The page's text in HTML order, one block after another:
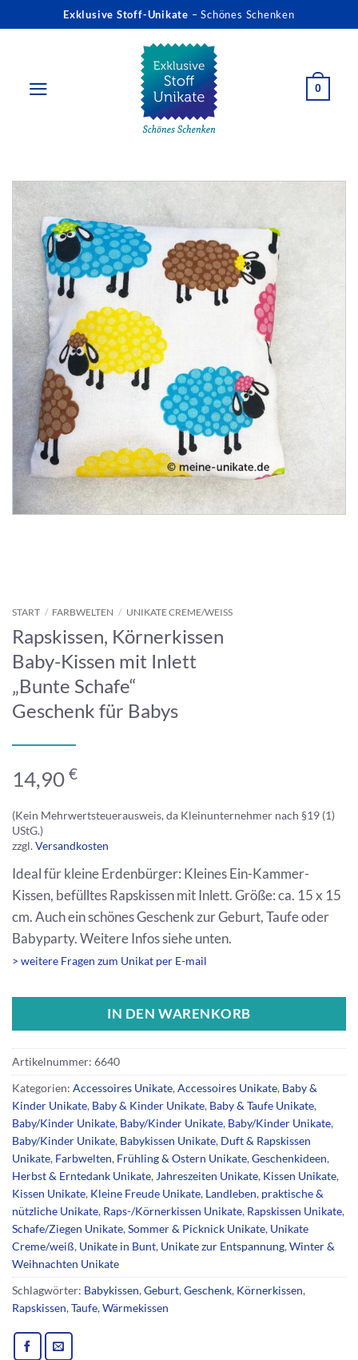
Inhalt
Exklusive Stoff-Unikate – Schönes Schenken
0
START / FARBWELTEN / UNIKATE CREME/WEISS
Rapskissen, Körnerkissen
Baby-Kissen mit Inlett
„Bunte Schafe“
Geschenk für Babys
14,90 €
(Kein Mehrwertsteuerausweis, da Kleinunternehmer nach §19 (1)
UStG.)
zzgl.Versandkosten
Ideal für kleine Erdenbürger: Kleines Ein-Kammer-
Kissen, befülltes Rapskissen mit Inlett. Größe: ca. 15 x 15
cm. Auch ein schönes Geschenk zur Geburt, Taufe oder
Babyparty. Weitere Infos siehe unten.
> weitere Fragen zum Unikat per E-mail
IN DEN WARENKORB
Artikelnummer: 6640
Kategorien: Accessoires Unikate,Accessoires Unikate, Baby &
Kinder Unikate, Baby & Kinder Unikate, Baby & Taufe Unikate,
Baby/Kinder Unikate, Baby/Kinder Unikate, Baby/Kinder Unikate,
Baby/Kinder Unikate, Babykissen Unikate, Duft & Rapskissen
Unikate, Farbwelten, Frühling & Ostern Unikate,Geschenkideen,
Herbst & Erntedank Unikate,Jahreszeiten Unikate, Kissen Unikate,
Kissen Unikate, Kleine Freude Unikate, Landleben, praktische &
nützliche Unikate, Raps-/Körnerkissen Unikate, Rapskissen Unikate,
Schafe/Ziegen Unikate,Sommer & Picknick Unikate, Unikate
Creme/weiß, Unikate in Bunt, Unikate zur Entspannung,Winter &
Weihnachten Unikate
Schlagwörter: Babykissen,Geburt,Geschenk, Körnerkissen,
Rapskissen,Taufe,Wärmekissen